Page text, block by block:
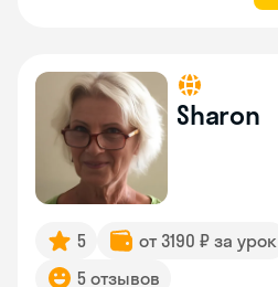
Sharon
5 от 3190 ₽ за урок
5 отзывов